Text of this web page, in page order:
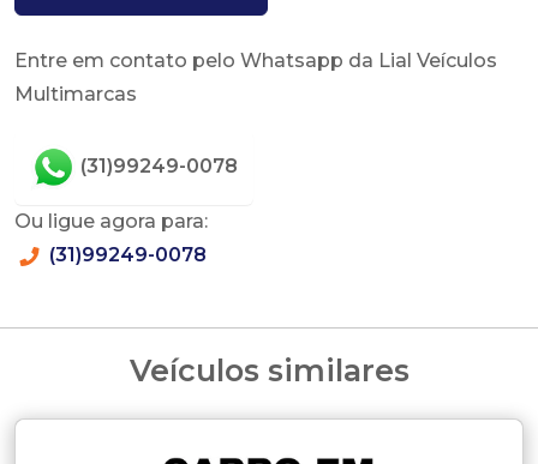
Entre em contato pelo Whatsapp da Lial Veículos
Multimarcas
(31)99249-0078
Ou ligue agora para:
(31)99249-0078
Veículos similares